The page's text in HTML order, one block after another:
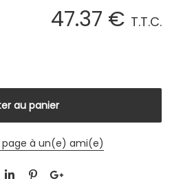
47.37 € T.T.C.
à un(e) ami(e)